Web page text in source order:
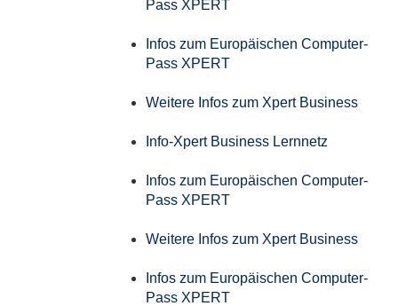
Pass XPERT
Infos zum Europäischen Computer-
Pass XPERT
Weitere Infos zum Xpert Business
Info-Xpert Business Lernnetz
Infos zum Europäischen Computer-
Pass XPERT
Weitere Infos zum Xpert Business
Infos zum Europäischen Computer-
Pass XPERT